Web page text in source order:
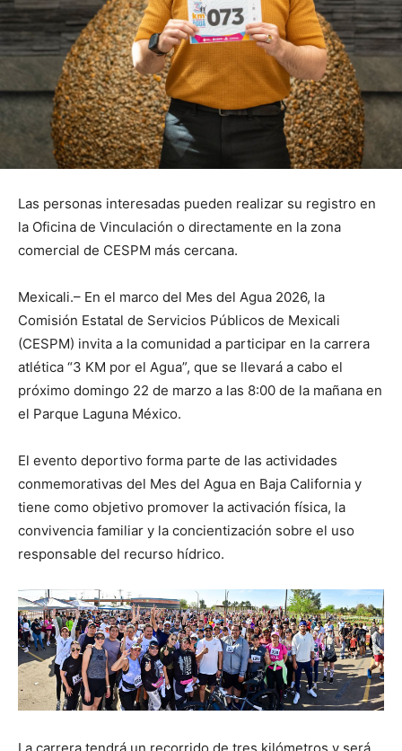
Las personas interesadas pueden realizar su registro en
la Oficina de Vinculación o directamente en la zona
comercial de CESPM más cercana.
Mexicali.– En el marco del Mes del Agua 2026, la
Comisión Estatal de Servicios Públicos de Mexicali
(CESPM) invita a la comunidad a participar en la carrera
atlética “3 KM por el Agua”, que se llevará a cabo el
próximo domingo 22 de marzo a las 8:00 de la mañana en
el Parque Laguna México.
El evento deportivo forma parte de las actividades
conmemorativas del Mes del Agua en Baja California y
tiene como objetivo promover la activación física, la
convivencia familiar y la concientización sobre el uso
responsable del recurso hídrico.
La carrera tendrá un recorrido de tres kilómetros y será